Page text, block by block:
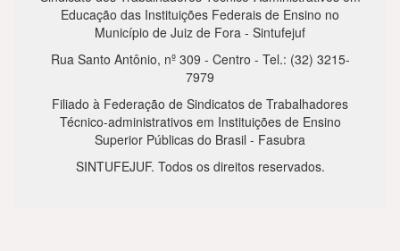
Educação das Instituições Federais de Ensino no
Município de Juiz de Fora - Sintufejuf
Rua Santo Antônio, nº 309 - Centro - Tel.: (32) 3215-
7979
Filiado à Federação de Sindicatos de Trabalhadores
Técnico-administrativos em Instituições de Ensino
Superior Públicas do Brasil - Fasubra
SINTUFEJUF. Todos os direitos reservados.